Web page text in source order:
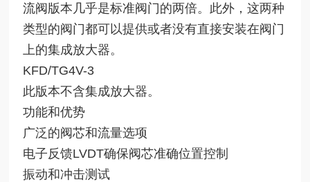
流阀版本几乎是标准阀门的两倍。此外，这两种
类型的阀门都可以提供或者没有直接安装在阀门
上的集成放大器。
KFD/TG4V-3
此版本不含集成放大器。
功能和优势
广泛的阀芯和流量选项
电子反馈LVDT确保阀芯准确位置控制
振动和冲击测试